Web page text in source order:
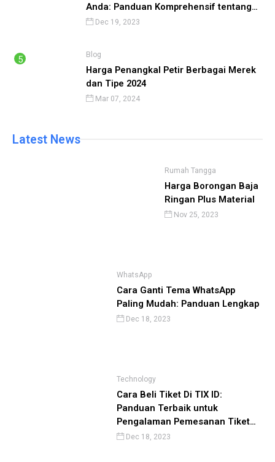
Anda: Panduan Komprehensif tentang
Cara Menggunakan TikTok
Dec 19, 2023
Blog
Harga Penangkal Petir Berbagai Merek
dan Tipe 2024
Mar 07, 2024
Latest News
Rumah Tangga
Harga Borongan Baja
Ringan Plus Material
Nov 25, 2023
WhatsApp
Cara Ganti Tema WhatsApp
Paling Mudah: Panduan Lengkap
Dec 18, 2023
Technology
Cara Beli Tiket Di TIX ID:
Panduan Terbaik untuk
Pengalaman Pemesanan Tiket
yang Lancar
Dec 18, 2023